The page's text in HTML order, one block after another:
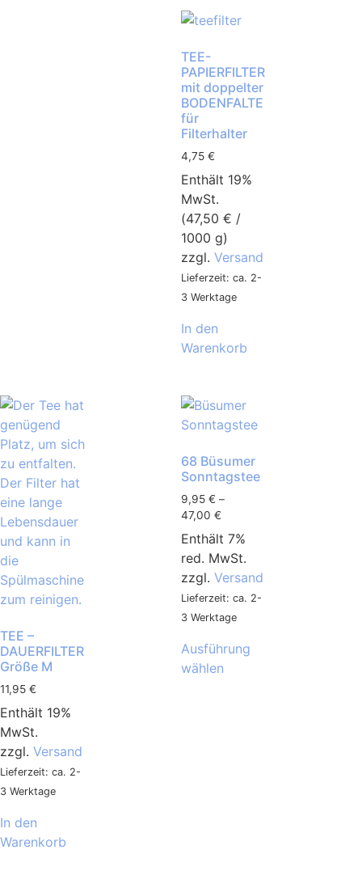
TEE-
PAPIERFILTER
mit doppelter
BODENFALTE
für
Filterhalter
4,75 €
Enthält 19%
MwSt.
(47,50 € /
1000 g)
zzgl. Versand
Lieferzeit: ca. 2-
3 Werktage
In den
Warenkorb
TEE –
DAUERFILTER
Größe M
11,95 €
Enthält 19%
MwSt.
zzgl. Versand
Lieferzeit: ca. 2-
3 Werktage
In den
Warenkorb
68 Büsumer
Sonntagstee
9,95 € –
47,00 €
Enthält 7%
red. MwSt.
zzgl. Versand
Lieferzeit: ca. 2-
3 Werktage
Ausführung
wählen